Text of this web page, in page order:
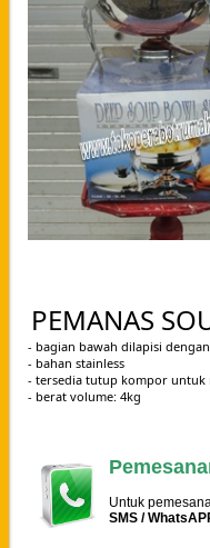
PEMANAS
- bagian bawah dilapisi
- bahan stainless
- tersedia tutup kompor untuk
- berat volume: 4kg
Untuk
SMS /